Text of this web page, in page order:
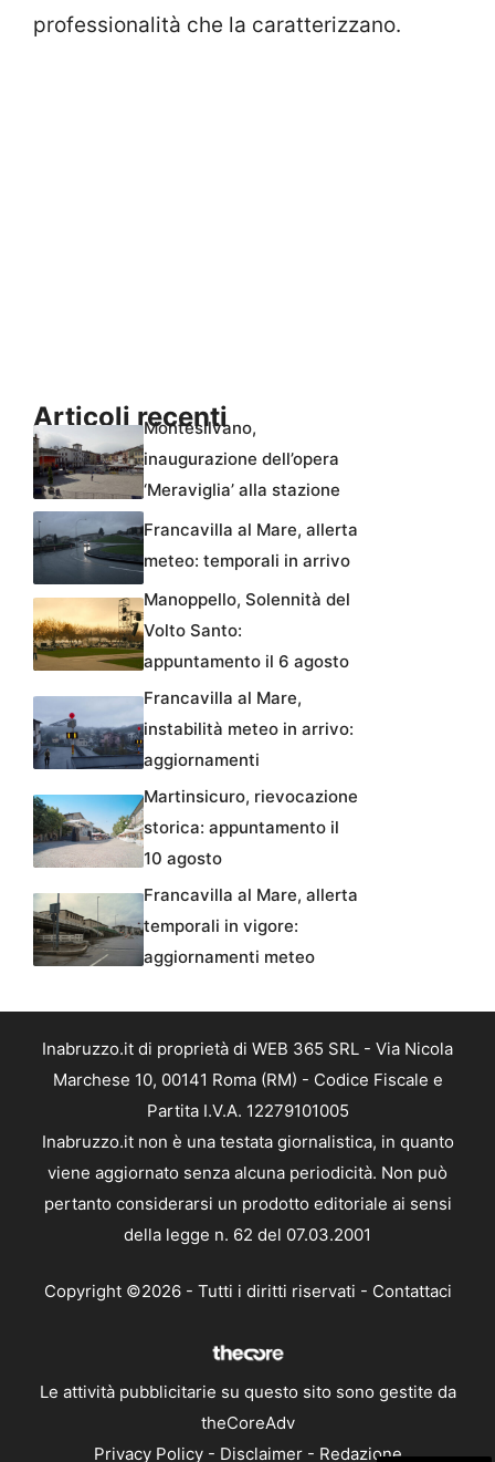
professionalità che la caratterizzano.
Articoli recenti
Montesilvano,
inaugurazione dell’opera
‘Meraviglia’ alla stazione
Francavilla al Mare, allerta
meteo: temporali in arrivo
Manoppello, Solennità del
Volto Santo:
appuntamento il 6 agosto
Francavilla al Mare,
instabilità meteo in arrivo:
aggiornamenti
Martinsicuro, rievocazione
storica: appuntamento il
10 agosto
Francavilla al Mare, allerta
temporali in vigore:
aggiornamenti meteo
Inabruzzo.it di proprietà di WEB 365 SRL - Via Nicola
Marchese 10, 00141 Roma (RM) - Codice Fiscale e
Partita I.V.A. 12279101005
Inabruzzo.it non è una testata giornalistica, in quanto
viene aggiornato senza alcuna periodicità. Non può
pertanto considerarsi un prodotto editoriale ai sensi
della legge n. 62 del 07.03.2001
Copyright ©2026 - Tutti i diritti riservati - Contattaci
Le attività pubblicitarie su questo sito sono gestite da
theCoreAdv
Privacy Policy- Disclaimer- Redazione